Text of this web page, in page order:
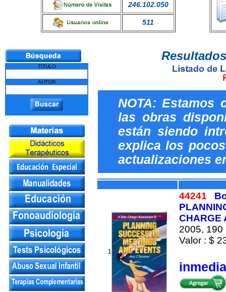
246.102.050
511
TITULO
AUTOR
NOTA: Estamos
las obras
están siendo
explica los
actualizaciones
1
44241
CHARGE
2005, 190
Valor : $